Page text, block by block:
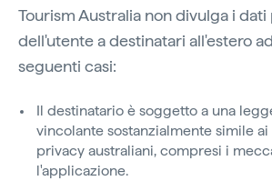
Tourism Australia non divulga i dati
dell'utente a destinatari all'estero
seguenti casi:
Il destinatario è soggetto a una
vincolante sostanzialmente simile
privacy australiani, compresi i
l'applicazione.